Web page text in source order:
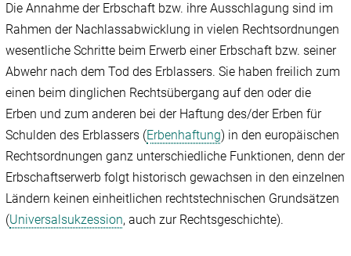
Die Annahme der Erbschaft bzw. ihre Ausschlagung sind im
Rahmen der Nachlassabwicklung in vielen Rechtsordnungen
wesentliche Schritte beim Erwerb einer Erbschaft bzw. seiner
Abwehr nach dem Tod des Erblassers. Sie haben freilich zum
einen beim dinglichen Rechtsübergang auf den oder die
Erben und zum anderen bei der Haftung des/der Erben für
Schulden des Erblassers (Erbenhaftung) in den europäischen
Rechtsordnungen ganz unterschiedliche Funktionen, denn der
Erbschaftserwerb folgt historisch gewachsen in den einzelnen
Ländern keinen einheitlichen rechtstechnischen Grundsätzen
(Universalsukzession, auch zur Rechtsgeschichte).